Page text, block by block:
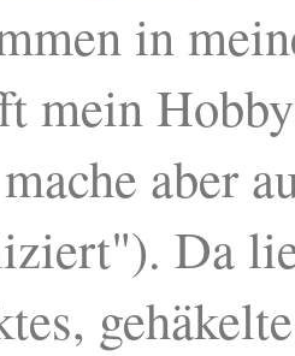
in
mein
aber
Da